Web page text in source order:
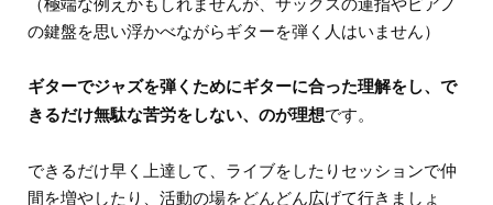
の鍵盤を思い浮かべながらギターを弾く人はいません）
ギターでジャズを弾くためにギターに合った理解をし、で
きるだけ無駄な苦労をしない、のが理想です。
できるだけ早く上達して、ライブをしたりセッションで仲
間を増やしたり、活動の場をどんどん広げて行きましょ